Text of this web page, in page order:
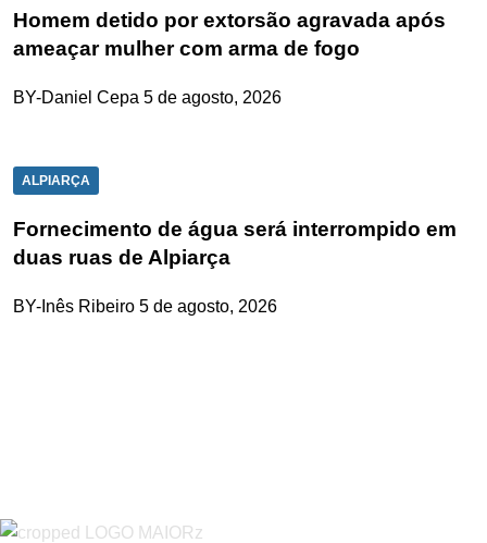
Homem detido por extorsão agravada após
ameaçar mulher com arma de fogo
BY-Daniel Cepa 5 de agosto, 2026
ALPIARÇA
Fornecimento de água será interrompido em
duas ruas de Alpiarça
BY-Inês Ribeiro 5 de agosto, 2026